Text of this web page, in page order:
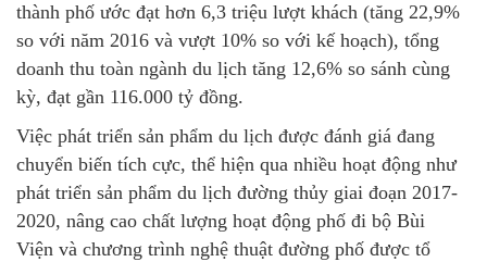
thành phố ước đạt hơn 6,3 triệu lượt khách (tăng 22,9%
so với năm 2016 và vượt 10% so với kế hoạch), tổng
doanh thu toàn ngành du lịch tăng 12,6% so sánh cùng
kỳ, đạt gần 116.000 tỷ đồng.
Việc phát triển sản phẩm du lịch được đánh giá đang
chuyển biến tích cực, thể hiện qua nhiều hoạt động như
phát triển sản phẩm du lịch đường thủy giai đoạn 2017-
2020, nâng cao chất lượng hoạt động phố đi bộ Bùi
Viện và chương trình nghệ thuật đường phố được tổ